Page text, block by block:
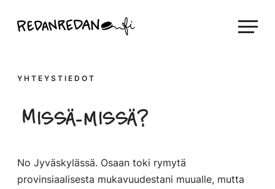
suoraan
Linda Saukko-Rauta, Redanredan Oy
piirrosvideoita
YHTEYSTIEDOT
Missä-missä?
No Jyväskylässä. Osaan toki rymytä
provinsiaalisesta mukavuudestani muualle, mutta